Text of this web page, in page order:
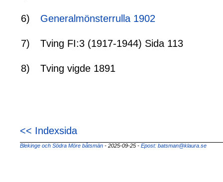
6) Generalmönsterrulla 1902
7) Tving FI:3 (1917-1944) Sida 113
8) Tving vigde 1891
<< Indexsida
Blekinge och Södra Möre båtsmän - 2025-09-25 - Epost: batsman@klaura.se